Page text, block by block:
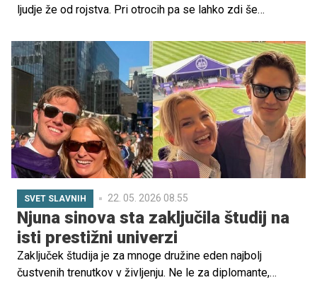
ljudje že od rojstva. Pri otrocih pa se lahko zdi še
tesnobe ali strahu pred novimi situacijami. Razlog ni le v
domišljiji, temveč tudi v tem, kako so njihovi možgani še v
razvoju.
SVET SLAVNIH 22. 05. 2026 08.55
Njuna sinova sta zaključila študij na
isti prestižni univerzi
Zaključek študija je za mnoge družine eden najbolj
čustvenih trenutkov v življenju. Ne le za diplomante,